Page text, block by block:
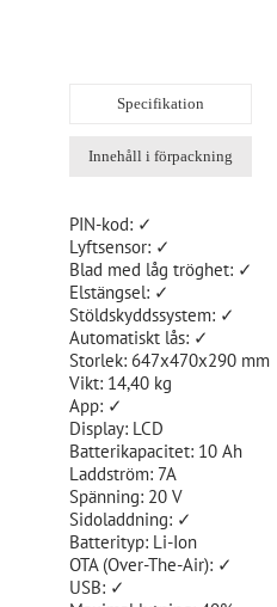
Specifikation
Innehåll i förpackning
PIN-kod: ✓
Lyftsensor: ✓
Blad med låg tröghet: ✓
Elstängsel: ✓
Stöldskyddssystem: ✓
Automatiskt lås: ✓
Storlek: 647x470x290 mm
Vikt: 14,40 kg
App: ✓
Display: LCD
Batterikapacitet: 10 Ah
Laddström: 7A
Spänning: 20 V
Sidoladdning: ✓
Batterityp: Li-Ion
OTA (Over-The-Air): ✓
USB: ✓